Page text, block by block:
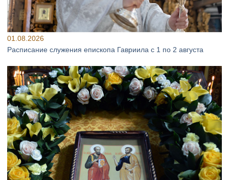
01.08.2026
Расписание служения епископа Гавриила с 1 по 2 августа